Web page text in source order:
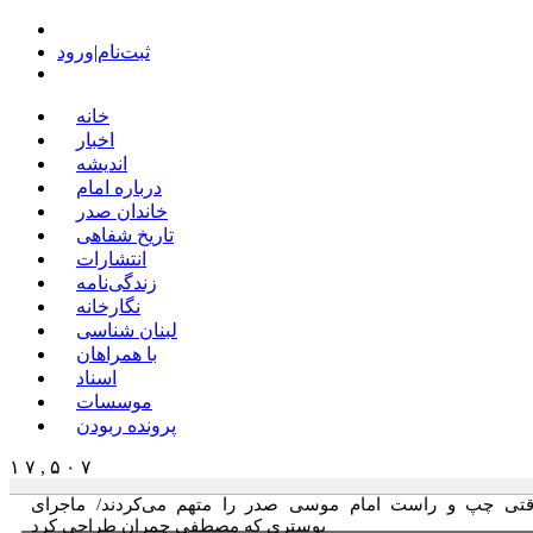
ثبت‌نام|ورود
خانه
اخبار
اندیشه
درباره امام
خاندان صدر
تاریخ شفاهی
انتشارات
زندگی‌نامه
نگارخانه
لبنان شناسی
با همراهان
اسناد
موسسات
پرونده ربودن
۱ ۷ , ۵ ۰ ۷
چپ و راست امام موسی صدر را متهم می‌کردند/ ماجرای
پوستری که مصطفی چمران طراحی کرد